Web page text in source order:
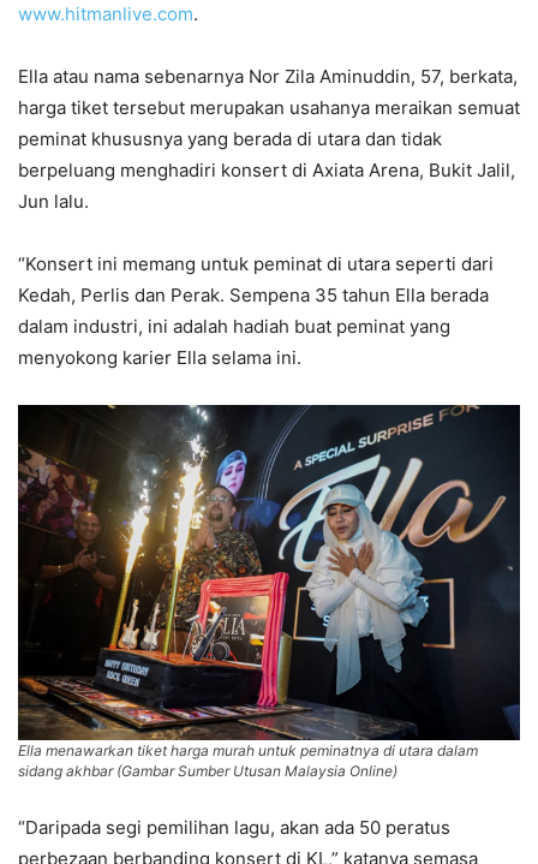
www.hitmanlive.com.
Ella atau nama sebenarnya Nor Zila Aminuddin, 57, berkata,
harga tiket tersebut merupakan usahanya meraikan semuat
peminat khususnya yang berada di utara dan tidak
berpeluang menghadiri konsert di Axiata Arena, Bukit Jalil,
Jun lalu.
“Konsert ini memang untuk peminat di utara seperti dari
Kedah, Perlis dan Perak. Sempena 35 tahun Ella berada
dalam industri, ini adalah hadiah buat peminat yang
menyokong karier Ella selama ini.
Ella menawarkan tiket harga murah untuk peminatnya di utara dalam
sidang akhbar (Gambar Sumber Utusan Malaysia Online)
“Daripada segi pemilihan lagu, akan ada 50 peratus
perbezaan berbanding konsert di KL,” katanya semasa